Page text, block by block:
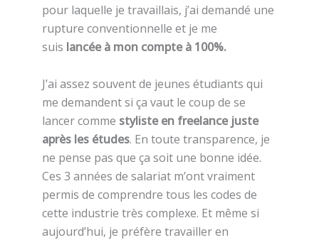
pour laquelle je travaillais, j’ai demandé une
rupture conventionnelle et je me
suis lancée à mon compte à 100%.
J’ai assez souvent de jeunes étudiants qui
me demandent si ça vaut le coup de se
lancer comme styliste en freelance juste
après les études. En toute transparence, je
ne pense pas que ça soit une bonne idée.
Ces 3 années de salariat m’ont vraiment
permis de comprendre tous les codes de
cette industrie très complexe. Et même si
aujourd’hui, je préfère travailler en